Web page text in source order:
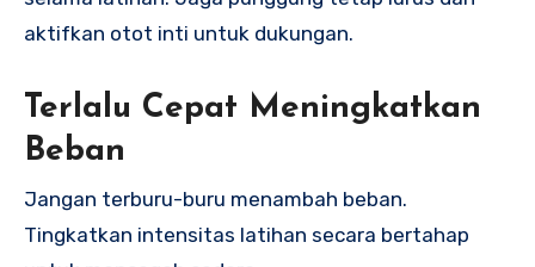
aktifkan otot inti untuk dukungan.
Terlalu Cepat Meningkatkan
Beban
Jangan terburu-buru menambah beban.
Tingkatkan intensitas latihan secara bertahap